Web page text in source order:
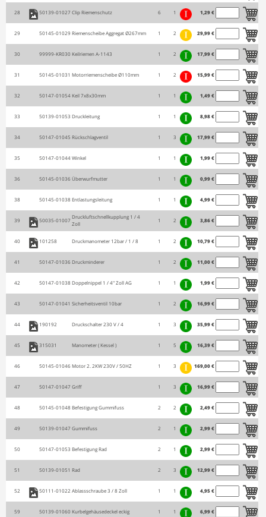
28 50139-01027 Clip Riemenschutz 6 1 1,29 €
29 50145-01029 Riemenscheibe Aggregat Ø267mm 1 2 29,99 €
30 99999-KR030 Keilriemen A-1143 1 2 17,99 €
31 50145-01031 Motorriemenscheibe Ø110mm 1 2 15,99 €
32 50147-01054Keil 7x8x30mm 1 1 1,49 €
33 50139-01053 Druckleitung 1 1 8,98 €
34 50147-01045 Rückschlagventil 1 3 17,99 €
35 50147-01044Winkel 1 1 1,99 €
36 50145-01036 Überwurfmutter 1 1 0,99 €
38 50145-01038 Entlastungsleitung 1 1 4,99 €
39 50035-01007
Druckluftschnellkupplung 1 / 4
Zoll
1 2 3,86 €
40 101258 Druckmanometer 12bar / 1 / 8 1 2 10,79 €
41 50147-01036 Druckminderer 1 2 11,00 €
42 50147-01038 Doppelnippel 1 / 4" Zoll AG 1 1 1,99 €
43 50147-01041 Sicherheitsventil 10bar 1 2 16,99 €
44 190192 Druckschalter 230 V / 4 1 3 35,99 €
45 315031 Manometer ( Kessel ) 1 5 16,39 €
46 50145-01046Motor 2. 2KW 230V / 50HZ 1 3 169,00 €
47 50147-01047 Griff 1 3 16,99 €
48 50145-01048 Befestigung Gummifuss 2 2 2,49 €
49 50139-01047 Gummifuss 2 1 2,99 €
50 50147-01053 Befestigung Rad 2 1 2,99 €
51 50139-01051 Rad 2 3 12,99 €
52 50111-01022 Ablassschraube 3 / 8 Zoll 1 1 4,95 €
59 50139-01060 Kurbelgehäusedeckel eckig 1 1 6,99 €